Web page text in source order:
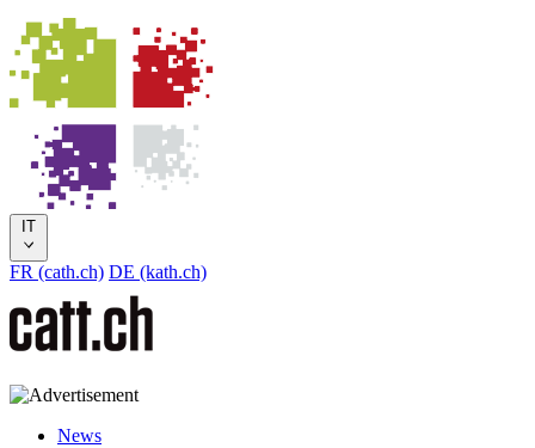
IT
FR (cath.ch) DE (kath.ch)
News